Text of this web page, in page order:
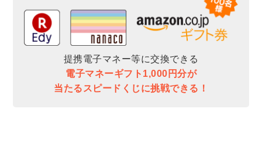
提携電子マネー等に交換できる
電子マネーギフト1,000円分が
当たるスピードくじに挑戦できる！